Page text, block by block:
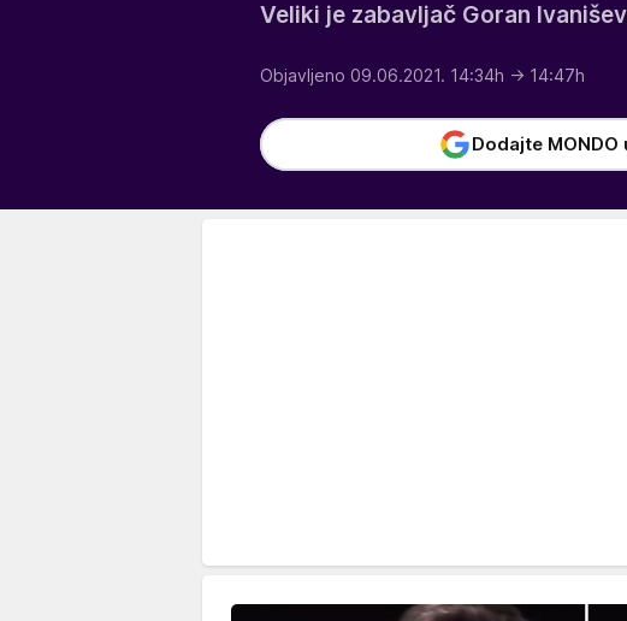
Veliki je zabavljač Goran
Objavljeno 09.06.2021. 14:34h → 14:47h
Dodajte